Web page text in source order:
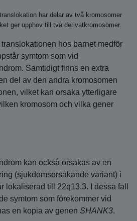
har delar av två kromosomer
ger upphov till två derivatkromosomer.
hos barnet medför
symtom som vid
Samtidigt finns en extra
del av den andra kromosomen
vilket kan orsaka ytterligare
kromosom och vilka gener
kan också orsakas av en
(sjukdomsorsakande variant) i
lokaliserad till 22q13.3. I dessa fall
symtom som förekommer vid
en kopia av genen SHANK3.